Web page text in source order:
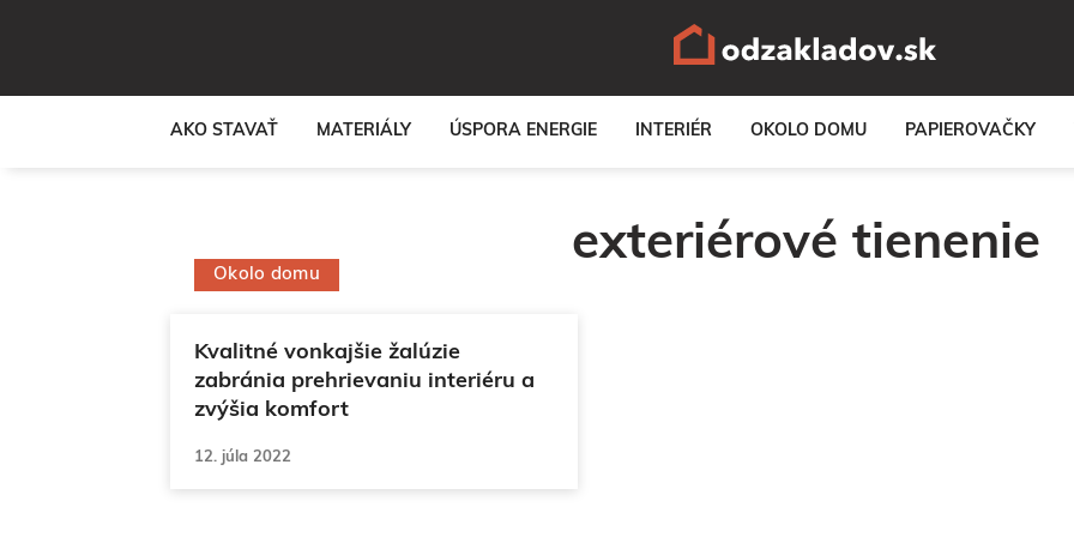
AKO STAVAŤ MATERIÁLY ÚSPORA ENERGIE INTERIÉR OKOLO DOMU PAPIEROVAČKY
exteriérové tienenie
Okolo domu
Kvalitné vonkajšie žalúzie
zabránia prehrievaniu interiéru a
zvýšia komfort
12. júla 2022